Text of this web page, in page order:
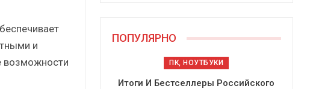
и
возможности
ПОПУЛЯРНО
ПК, НОУТБУКИ
Итоги И Бестселлеры Российского